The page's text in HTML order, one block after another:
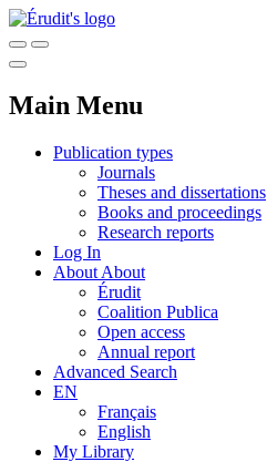
Main Menu
Publication types
Journals
Theses and dissertations
Books and proceedings
Research reports
Log In
About About
Érudit
Coalition Publica
Open access
Annual report
Advanced Search
EN
Français
English
My Library